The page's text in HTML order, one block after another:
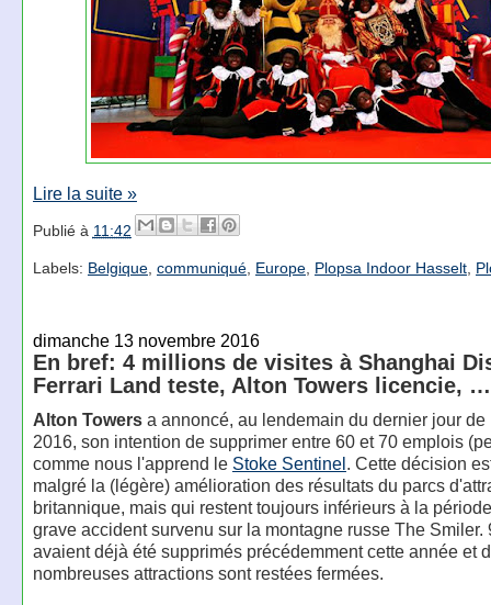
Lire la suite »
Publié à 11:42
Labels: Belgique, communiqué, Europe, Plopsa Indoor Hasselt,
dimanche 13 novembre 2016
En bref: 4 millions de visites à Shanghai
Ferrari Land teste, Alton Towers licencie, …
Alton Towersa annoncé, au lendemain du dernier jour de
2016, son intention de supprimer entre 60 et 70 emplois
comme nous l'apprend le Stoke Sentinel . Cette décision
malgré la (légère) amélioration des résultats du parcs
britannique, mais qui restent toujours inférieurs à la
grave accident survenu sur la montagne russe The Smiler.
avaient déjà été supprimés précédemment cette année et
nombreuses attractions sont restées fermées.